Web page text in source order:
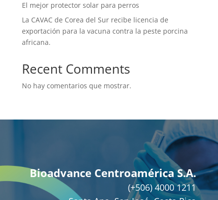
El mejor protector solar para perros
La CAVAC de Corea del Sur recibe licencia de
exportación para la vacuna contra la peste porcina
africana.
Recent Comments
No hay comentarios que mostrar.
Bioadvance Centroamérica S.A.
(+506) 4000 1211